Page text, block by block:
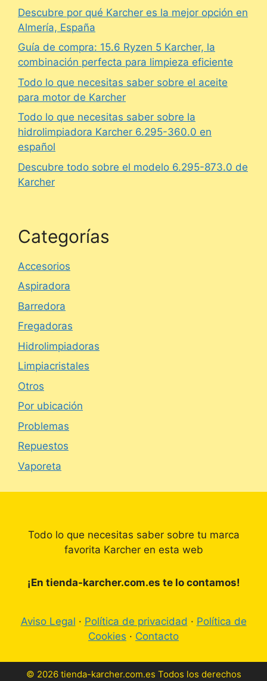
Descubre por qué Karcher es la mejor opción en
Almería, España
Guía de compra: 15.6 Ryzen 5 Karcher, la
combinación perfecta para limpieza eficiente
Todo lo que necesitas saber sobre el aceite
para motor de Karcher
Todo lo que necesitas saber sobre la
hidrolimpiadora Karcher 6.295-360.0 en
español
Descubre todo sobre el modelo 6.295-873.0 de
Karcher
Categorías
Accesorios
Aspiradora
Barredora
Fregadoras
Hidrolimpiadoras
Limpiacristales
Otros
Por ubicación
Problemas
Repuestos
Vaporeta
Todo lo que necesitas saber sobre tu marca
favorita Karcher en esta web
¡En tienda-karcher.com.es te lo contamos!
Aviso Legal · Política de privacidad · Política de
Cookies · Contacto
© 2026 tienda-karcher.com.es Todos los derechos